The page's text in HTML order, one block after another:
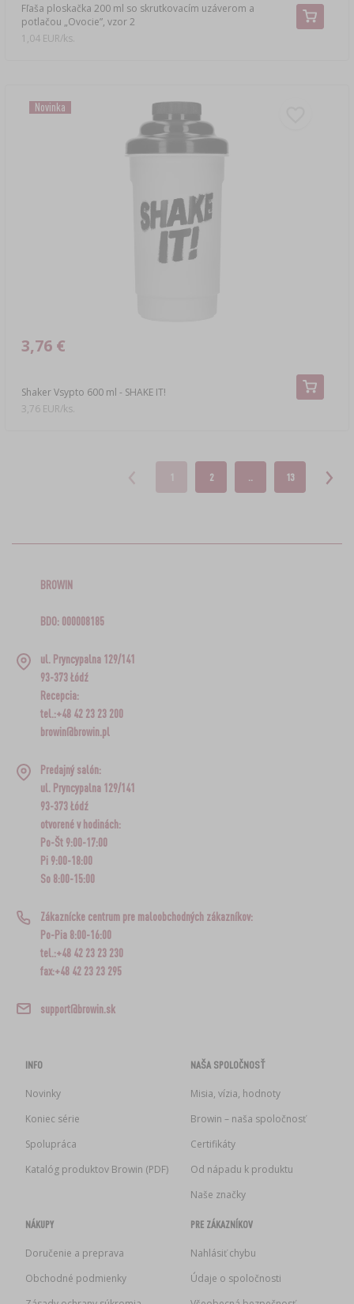
Fľaša ploskačka 200 ml so skrutkovacím uzáverom a
potlačou „Ovocie”, vzor 2
1,04 EUR/ks.
Novinka
Shaker Vsypto 600 ml - SHAKE IT!
3,76 €
3,76 EUR/ks.
1 2 .. 13
BROWIN
BDO: 000008185
ul. Pryncypalna 129/141
93-373 Łódź
Recepcia:
tel.:+48 42 23 23 200
browin@browin.pl
Predajný salón:
ul. Pryncypalna 129/141
93-373 Łódź
otvorené v hodinách:
Po-Št 9:00-17:00
Pi 9:00-18:00
So 8:00-15:00
Zákaznícke centrum pre maloobchodných zákazníkov:
Po-Pia 8:00-16:00
tel.:+48 42 23 23 230
fax:+48 42 23 23 295
support@browin.sk
INFO
Novinky
Koniec série
Spolupráca
Katalóg produktov Browin (PDF)
NAŠA SPOLOČNOSŤ
Misia, vízia, hodnoty
Browin – naša spoločnosť
Certifikáty
Od nápadu k produktu
Naše značky
NÁKUPY
Doručenie a preprava
Obchodné podmienky
PRE ZÁKAZNÍKOV
Nahlásiť chybu
Údaje o spoločnosti